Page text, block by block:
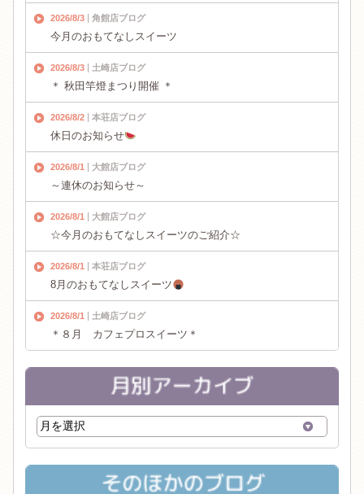
2026/8/3 角館店ブログ
今月のおもてなしスイーツ
2026/8/3 土崎店ブログ
＊ 秋田竿燈まつり開催 ＊
2026/8/2 本荘店ブログ
休日のお知らせ
2026/8/1 大館店ブログ
～連休のお知らせ～
2026/8/1 大館店ブログ
☆今月のおもてなしスイーツのご紹介☆
2026/8/1 本荘店ブログ
8月のおもてなしスイーツ
2026/8/1 土崎店ブログ
＊８月 カフェプロスイーツ＊